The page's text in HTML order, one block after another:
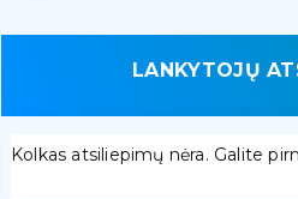
LANKYTOJŲ
Kolkas atsiliepimų nėra. Galite